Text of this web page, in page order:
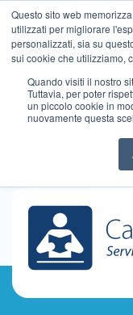
Questo sito web
utilizzati per migliorare
personalizzati, sia su
sui cookie che utilizziamo,
Quando visiti il ​​nostro
Tuttavia, per poter
un piccolo cookie in
nuovamente questa